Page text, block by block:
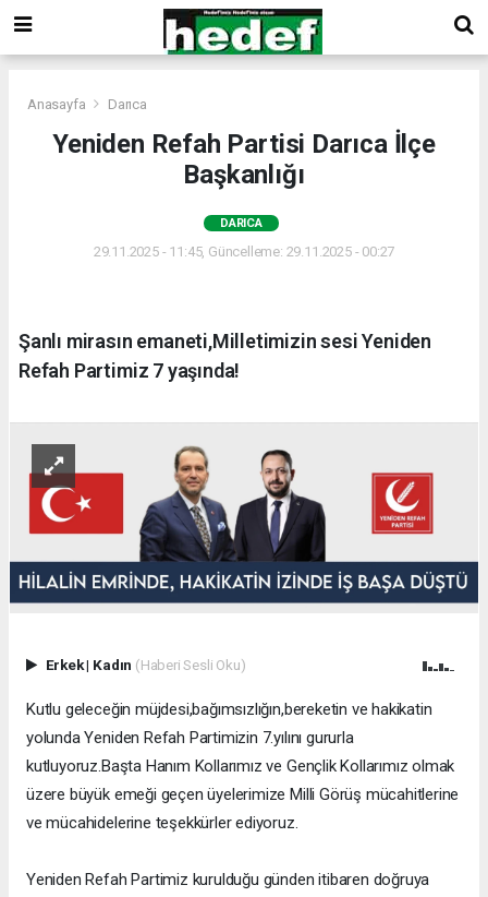
Anasayfa Darıca
Yeniden Refah Partisi Darıca İlçe
Başkanlığı
DARICA
29.11.2025 - 11:45, Güncelleme: 29.11.2025 - 00:27
Şanlı mirasın emaneti,Milletimizin sesi Yeniden
Refah Partimiz 7 yaşında!
Erkek| Kadın (Haberi Sesli Oku)
Kutlu geleceğin müjdesi,bağımsızlığın,bereketin ve hakikatin
yolunda Yeniden Refah Partimizin 7.yılını gururla
kutluyoruz.Başta Hanım Kollarımız ve Gençlik Kollarımız olmak
üzere büyük emeği geçen üyelerimize Milli Görüş mücahitlerine
ve mücahidelerine teşekkürler ediyoruz.
Yeniden Refah Partimiz kurulduğu günden itibaren doğruya